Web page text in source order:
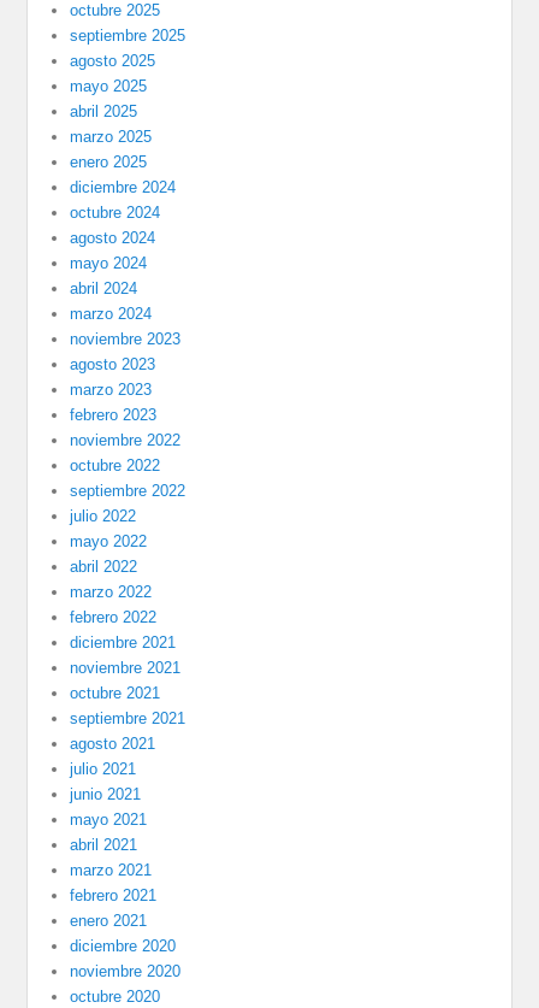
octubre 2025
septiembre 2025
agosto 2025
mayo 2025
abril 2025
marzo 2025
enero 2025
diciembre 2024
octubre 2024
agosto 2024
mayo 2024
abril 2024
marzo 2024
noviembre 2023
agosto 2023
marzo 2023
febrero 2023
noviembre 2022
octubre 2022
septiembre 2022
julio 2022
mayo 2022
abril 2022
marzo 2022
febrero 2022
diciembre 2021
noviembre 2021
octubre 2021
septiembre 2021
agosto 2021
julio 2021
junio 2021
mayo 2021
abril 2021
marzo 2021
febrero 2021
enero 2021
diciembre 2020
noviembre 2020
octubre 2020